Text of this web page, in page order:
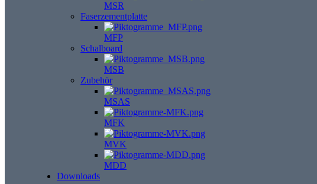
MSR
Faserzementplatte
MFP
Schalboard
MSB
Zubehör
MSAS
MFK
MVK
MDD
Downloads